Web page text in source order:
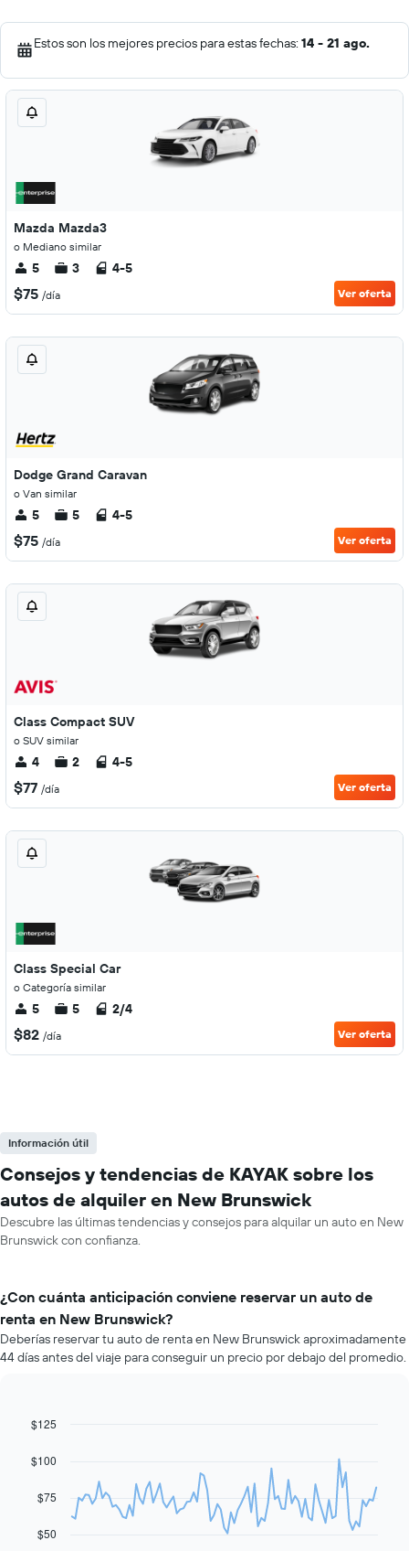
Estos son los mejores precios para estas fechas: 14 - 21 ago.
Mazda Mazda3
o Mediano similar
5 3 4-5
$75 /día Ver oferta
Dodge Grand Caravan
o Van similar
5 5 4-5
$75 /día Ver oferta
Class Compact SUV
o SUV similar
4 2 4-5
$77 /día Ver oferta
Class Special Car
o Categoría similar
5 5 2/4
$82 /día Ver oferta
Información útil
Consejos y tendencias de KAYAK sobre los
autos de alquiler en New Brunswick
Descubre las últimas tendencias y consejos para alquilar un auto en New
Brunswick con confianza.
¿Con cuánta anticipación conviene reservar un auto de
renta en New Brunswick?
Deberías reservar tu auto de renta en New Brunswick aproximadamente
44 días antes del viaje para conseguir un precio por debajo del promedio.
Line
91
points.
Chart
$50
$75
$100
$125